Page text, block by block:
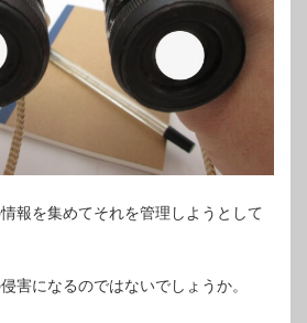
報を集めてそれを管理しようとして
害になるのではないでしょうか。